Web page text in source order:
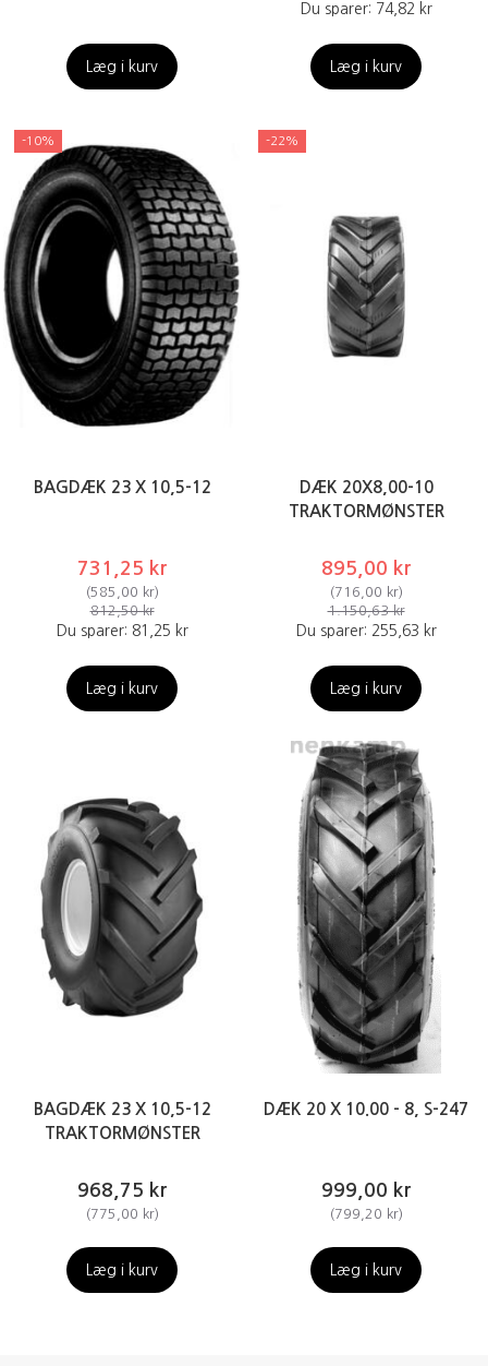
Læg i kurv
Du sparer: 74,82 kr
Læg i kurv
-10%
BAGDÆK 23 X 10,5-12
731,25 kr
(585,00 kr)
812,50 kr
Du sparer: 81,25 kr
Læg i kurv
-22%
DÆK 20X8,00-10
TRAKTORMØNSTER
895,00 kr
(716,00 kr)
1.150,63 kr
Du sparer: 255,63 kr
Læg i kurv
BAGDÆK 23 X 10,5-12
TRAKTORMØNSTER
968,75 kr
(775,00 kr)
Læg i kurv
DÆK 20 X 10.00 - 8, S-247
999,00 kr
(799,20 kr)
Læg i kurv